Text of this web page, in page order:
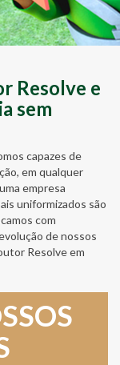
Resolve e
sem
capazes de
em qualquer
empresa
uniformizados são
com
de nossos
Resolve em